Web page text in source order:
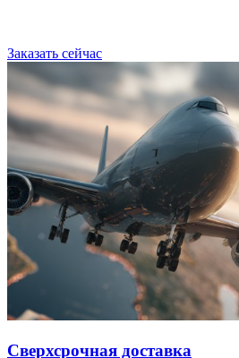
Заказать сейчас
Сверхсрочная доставка